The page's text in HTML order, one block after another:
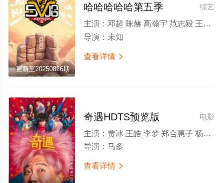
更新至20250826期
综艺
哈哈哈哈哈第五季
主演： 邓超 陈赫 高瀚宇 范志毅 王勉 敖瑞鹏 任重 陈小春 张智霖 李乃文 江奇霖
导演： 未知
查看详情 
7.0
电影
奇遇HDTS预览版
主演： 贾冰 王皓 李梦 郑合惠子 杨皓宇 翟子路 于洋 费启鸣 李乃文 马旭东 邓帅 李治良 冯满 郝瀚 李飞 小沈阳 徐浩伦 谭湘文 唐香玉
导演： 马多
查看详情 